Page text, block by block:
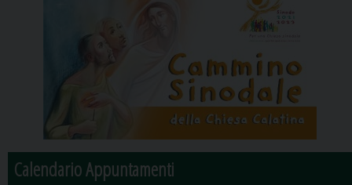
Calendario Appuntamenti